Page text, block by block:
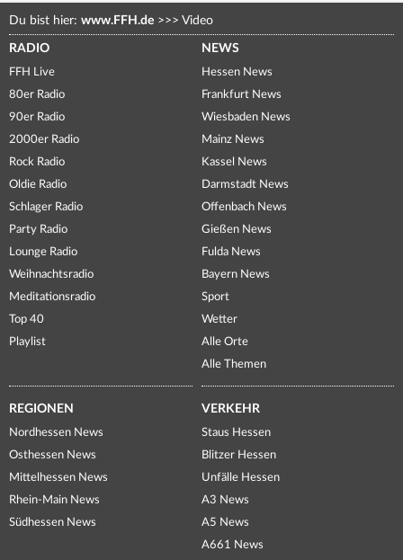
Du bist hier: www.FFH.de >>> Video
RADIO
FFH Live
80er Radio
90er Radio
2000er Radio
Rock Radio
Oldie Radio
Schlager Radio
Party Radio
Lounge Radio
Weihnachtsradio
Meditationsradio
Top 40
Playlist
NEWS
Hessen News
Frankfurt News
Wiesbaden News
Mainz News
Kassel News
Darmstadt News
Offenbach News
Gießen News
Fulda News
Bayern News
Sport
Wetter
Alle Orte
Alle Themen
REGIONEN
Nordhessen News
Osthessen News
Mittelhessen News
Rhein-Main News
Südhessen News
VERKEHR
Staus Hessen
Blitzer Hessen
Unfälle Hessen
A3 News
A5 News
A661 News